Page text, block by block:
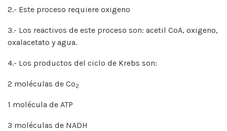
2.- Este proceso requiere oxigeno
3.- Los reactivos de este proceso son: acetil CoA, oxigeno,
oxalacetato y agua.
4.- Los productos del ciclo de Krebs son:
2 moléculas de Co2
1 molécula de ATP
3 moléculas de NADH